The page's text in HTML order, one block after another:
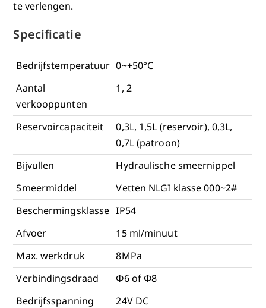
te verlengen.
Specificatie
Bedrijfstemperatuur 0~+50°C
Aantal
verkooppunten
1, 2
Reservoircapaciteit
0,3L, 1,5L (reservoir), 0,3L,
0,7L (patroon)
Bijvullen
Hydraulische smeernippel
Smeermiddel
Vetten NLGI klasse 000~2#
Beschermingsklasse IP54
Afvoer
15 ml/minuut
Max. werkdruk
8MPa
Verbindingsdraad
Φ6 of Φ8
Bedrijfsspanning
24V DC